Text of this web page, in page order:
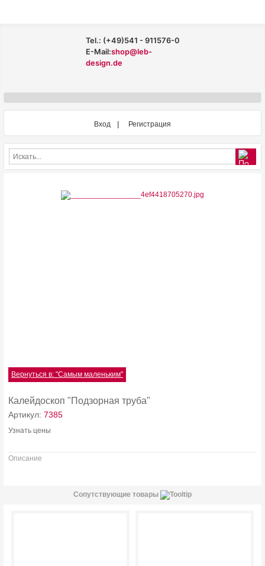
Tel.: (+49)541 - 911576-0
E-Mail:shop@leb-
design.de
Вход Регистрация
Вернуться в: "Самым маленьким"
Калейдоскоп "Подзорная труба"
Артикул: 7385
Узнать цены
Описание
Сопутствующие товары